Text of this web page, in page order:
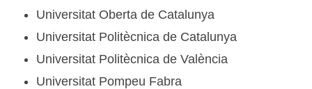
Universitat Oberta de Catalunya
Universitat Politècnica de Catalunya
Universitat Politècnica de València
Universitat Pompeu Fabra